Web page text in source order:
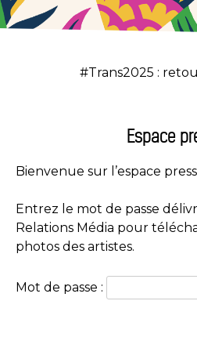
#Trans2025 :
Espace
Bienvenue sur l’espace
Entrez le mot de passe
Relations Média pour
photos des artistes.
Mot de passe :